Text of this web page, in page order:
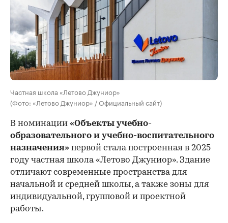
Частная школа «Летово Джуниор»
(Фото: «Летово Джуниор» / Официальный сайт)
В номинации «Объекты учебно-
образовательного и учебно-воспитательного
назначения» первой стала построенная в 2025
году частная школа «Летово Джуниор». Здание
отличают современные пространства для
начальной и средней школы, а также зоны для
индивидуальной, групповой и проектной
работы.